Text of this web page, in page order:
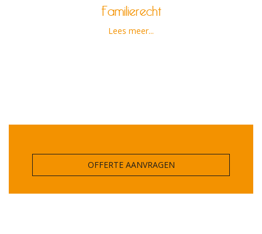
Familierecht
Lees meer...
OFFERTE AANVRAGEN